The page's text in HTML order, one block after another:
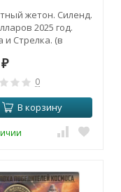
жетон. Силенд.
2025 год.
и Стрелка. (в
₽
0
В корзину